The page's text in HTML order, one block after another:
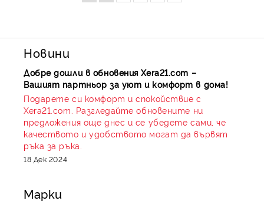
Новини
Добре дошли в обновения Xera21.com –
Вашият партньор за уют и комфорт в дома!
Подарете си комфорт и спокойствие с
Xera21.com. Разгледайте обновените ни
предложения още днес и се убедете сами, че
качеството и удобството могат да вървят
ръка за ръка.
18 Дек 2024
Марки